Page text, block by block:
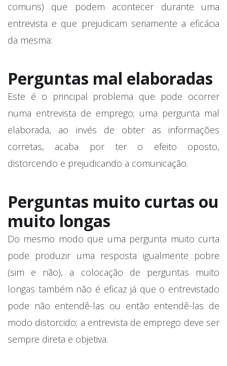
comuns) que podem acontecer durante uma
entrevista e que prejudicam seriamente a eficácia
da mesma:
Perguntas mal elaboradas
Este é o principal problema que pode ocorrer
numa entrevista de emprego; uma pergunta mal
elaborada, ao invés de obter as informações
corretas, acaba por ter o efeito oposto,
distorcendo e prejudicando a comunicação.
Perguntas muito curtas ou
muito longas
Do mesmo modo que uma pergunta muito curta
pode produzir uma resposta igualmente pobre
(sim e não), a colocação de perguntas muito
longas também não é eficaz já que o entrevistado
pode não entendê-las ou então entendê-las de
modo distorcido; a entrevista de emprego deve ser
sempre direta e objetiva.